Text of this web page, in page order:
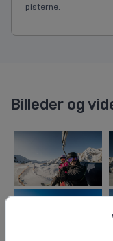
pisterne.
Billeder og